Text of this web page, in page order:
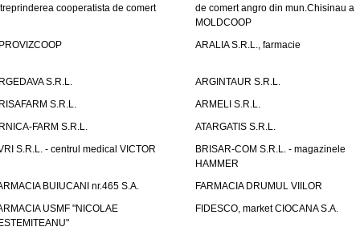
cooperatista de comert
de comert angro din mun.Chisinau a
MOLDCOOP
ARALIA S.R.L., farmacie
S.R.L.
ARGINTAUR S.R.L.
S.R.L.
ARMELI S.R.L.
FARM S.R.L.
ATARGATIS S.R.L.
S.R.L. - centrul medical VICTOR
BRISAR-COM S.R.L. - magazinele
HAMMER
BUIUCANI nr.465 S.A.
FARMACIA DRUMUL VIILOR
USMF "NICOLAE
FIDESCO, market CIOCANA S.A.